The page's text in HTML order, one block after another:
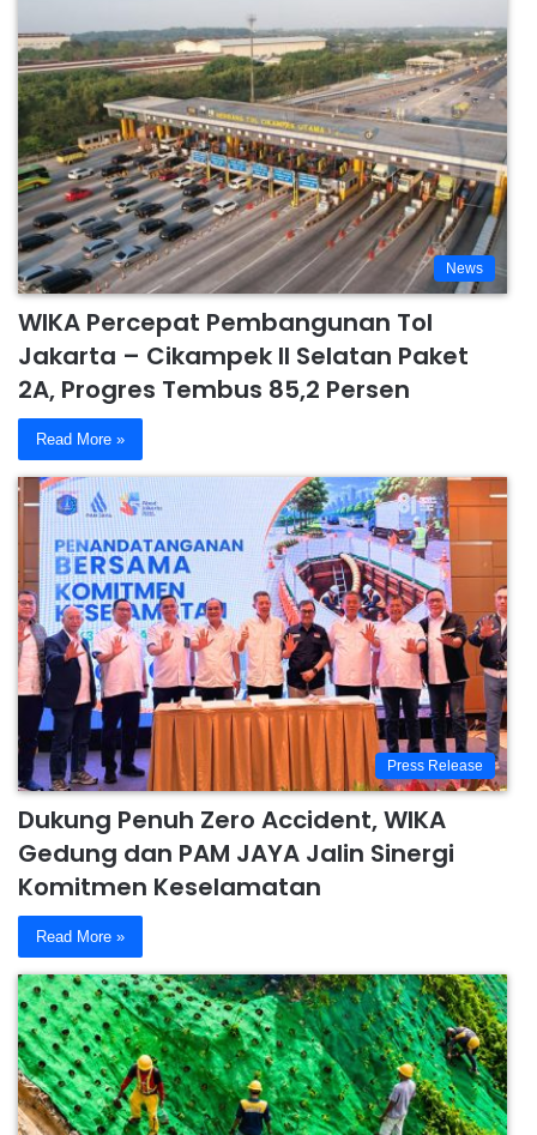
News
WIKA Percepat Pembangunan Tol
Jakarta – Cikampek II Selatan Paket
2A, Progres Tembus 85,2 Persen
Read More »
Press Release
Dukung Penuh Zero Accident, WIKA
Gedung dan PAM JAYA Jalin Sinergi
Komitmen Keselamatan
Read More »